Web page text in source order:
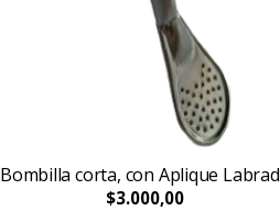
Bombilla corta, con Aplique
$3.000,00